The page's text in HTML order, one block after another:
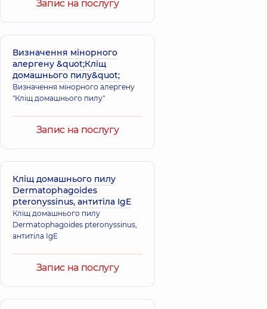
Запис на послугу
Визначення мінорного
алергену &quot;Кліщ
домашнього пилу&quot;
Визначення мінорного алергену
"Кліщ домашнього пилу"
Запис на послугу
Кліщ домашнього пилу
Dermatophagoides
pteronyssinus, антитіла IgE
Кліщ домашнього пилу
Dermatophagoides pteronyssinus,
антитіла IgE
Запис на послугу